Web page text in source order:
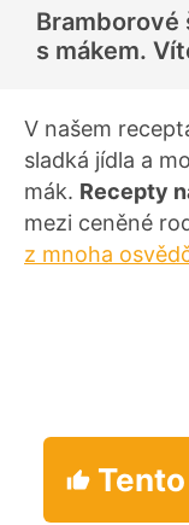
n
o
c
e
Bramborové
s mákem.
V našem
sladká jídla a
mák. Recepty
mezi ceněné
z mnoha